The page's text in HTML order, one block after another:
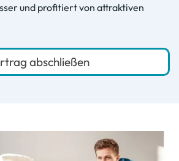
und profitiert von attraktiven
abschließen